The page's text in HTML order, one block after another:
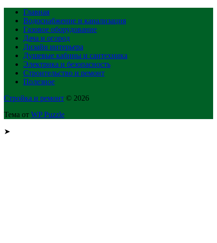
Главная
Водоснабжение и канализация
Газовое оборудование
Дача и огород
Дизайн интерьера
Душевые кабины и сантехника
Электрика и безопасность
Строительство и ремонт
Полезное
Стройка и ремонт © 2026
Тема от WP Puzzle
➤